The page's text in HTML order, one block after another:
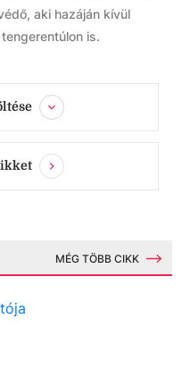
aki hazáján kívül
is.
MÉG TÖBB CIKK